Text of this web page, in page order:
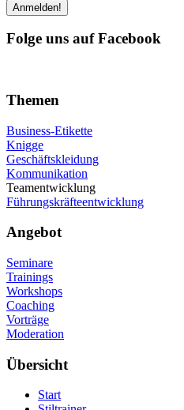
Folge uns auf Facebook
Themen
Business-Etikette
Knigge
Geschäftskleidung
Kommunikation
Teamentwicklung
Führungskräfteentwicklung
Angebot
Seminare
Trainings
Workshops
Coaching
Vorträge
Moderation
Übersicht
Start